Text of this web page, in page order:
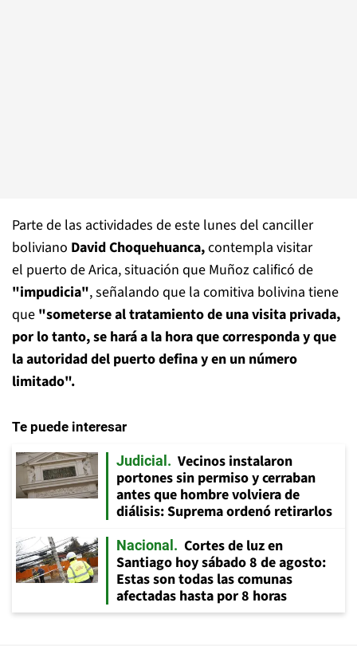
Parte de las actividades de este lunes del canciller
boliviano DavidChoquehuanca,contempla visitar
el puerto de Arica, situación que Muñoz calificó de
"impudicia", señalando que la comitiva bolivina tiene
que "someterse al tratamiento de una visita privada,
por lo tanto, se hará a la hora que corresponda y que
la autoridad del puerto defina y en un número
limitado".
Te puede interesar
Judicial
Vecinos instalaron
portones sin permiso y cerraban
antes que hombre volviera de
diálisis: Suprema ordenó retirarlos
Nacional
Cortes de luz en
Santiago hoy sábado 8 de agosto:
Estas son todas las comunas
afectadas hasta por 8 horas